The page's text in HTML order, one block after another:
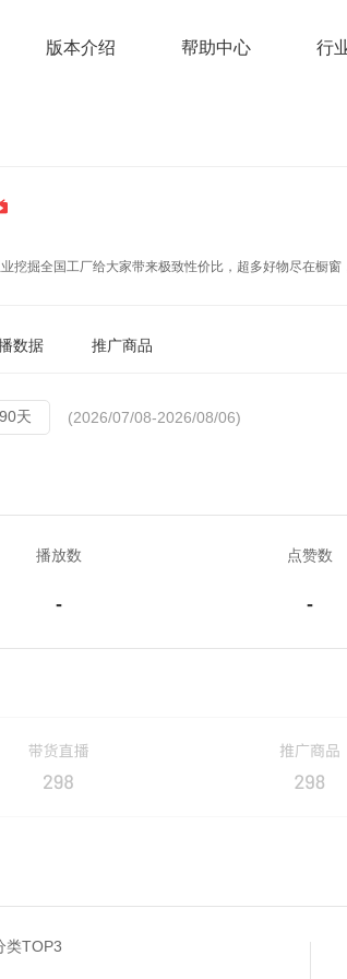
版本介绍 帮助中心 行
挖掘全国工厂给大家带来极致性价比，超多好物尽在橱
数据 推广商品
天 (2026/07/08-2026/08/06)
播放数
-
点赞数
-
类TOP3